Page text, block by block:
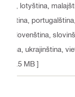
a, lotyština,
ština,
slovenština,
ina, ukrajinština,
1.5 MB ]